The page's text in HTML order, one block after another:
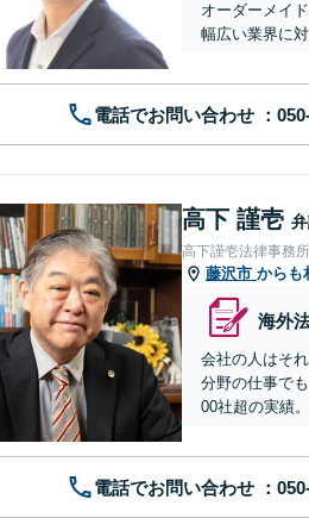
オーダーメイ
幅広い業界に
電話でお問い合わせ
高下 謹壱
高下謹壱法律事務所
藤沢市 からも
海外
会社の人はそ
分野の仕事で
00社超の実績。
電話でお問い合わせ